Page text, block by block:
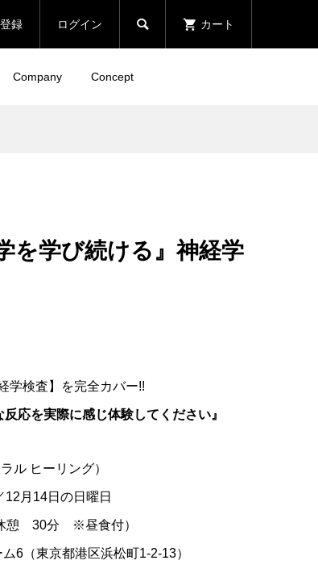
録 ログイン  カート
Company Concept
を学び続ける』神経学
学検査】を完全カバー!!
応を実際に感じ体験してください』
ヒーリング）
月14日の日曜日
憩 30分 ※昼食付）
（東京都港区浜松町1-2-13）